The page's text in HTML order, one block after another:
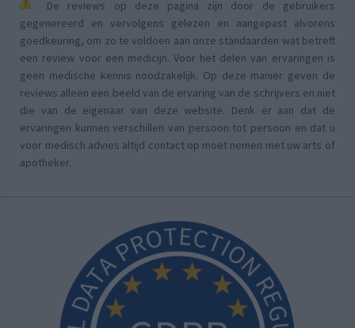
De reviews op deze pagina zijn door de gebruikers
gegenereerd en vervolgens gelezen en aangepast alvorens
goedkeuring, om zo te voldoen aan onze standaarden wat betreft
een review voor een medicijn. Voor het delen van ervaringen is
geen medische kennis noodzakelijk. Op deze manier geven de
reviews alleen een beeld van de ervaring van de schrijvers en niet
die van de eigenaar van deze website. Denk er aan dat de
ervaringen kunnen verschillen van persoon tot persoon en dat u
voor medisch advies altijd contact op moet nemen met uw arts of
apotheker.